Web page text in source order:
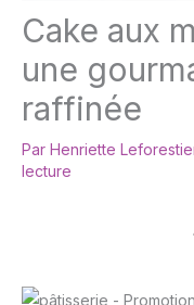
Cake aux
une
raffinée
Par Henriette
lecture